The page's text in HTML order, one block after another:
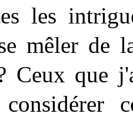
les
mêler de
Ceux que